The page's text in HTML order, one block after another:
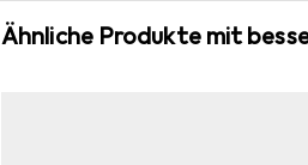
Ähnliche Produkte mit